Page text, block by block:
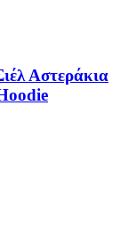
Αστεράκια